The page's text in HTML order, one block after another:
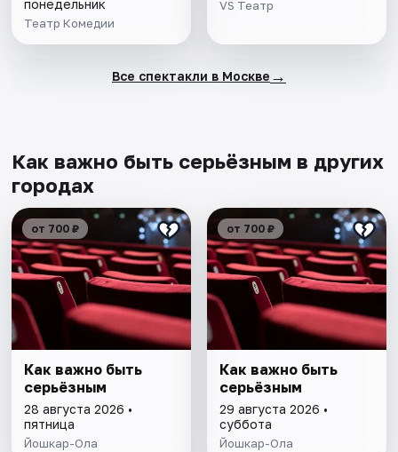
понедельник
Театр Комедии
VS Театр
Все спектакли в Москве →
Как важно быть серьёзным в других
городах
от 700 ₽
Как важно быть
серьёзным
28 августа 2026 •
пятница
Йошкар-Ола
от 700 ₽
Как важно быть
серьёзным
29 августа 2026 •
суббота
Йошкар-Ола